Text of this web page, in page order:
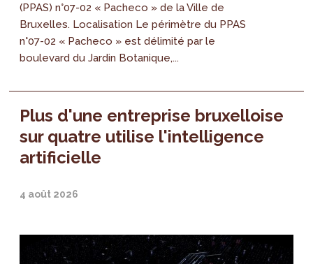
(PPAS) n°07-02 « Pacheco » de la Ville de
Bruxelles. Localisation Le périmètre du PPAS
n°07-02 « Pacheco » est délimité par le
boulevard du Jardin Botanique,...
Plus d'une entreprise bruxelloise
sur quatre utilise l'intelligence
artificielle
4 août 2026